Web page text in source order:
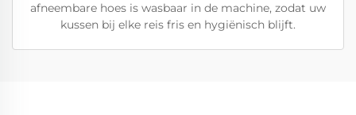
afneembare hoes is wasbaar in de machine, zodat uw
kussen bij elke reis fris en hygiënisch blijft.